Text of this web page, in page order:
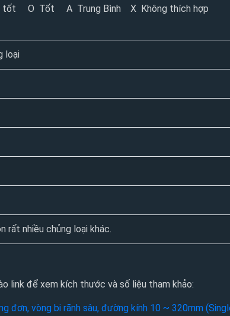
tốt O Tốt A Trung Bình X Không thích hợp
loại
rất nhiều chủng loại khác.
link để xem kích thước và số liệu tham khảo:
đơn, vòng bi rãnh sâu, đường kính 10 ~ 320mm